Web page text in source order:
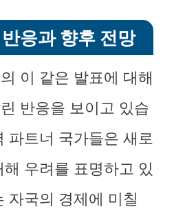
응과 향후 전망
이 같은 발표에 대해
반응을 보이고 있습
파트너 국가들은 새로
우려를 표명하고 있
자국의 경제에 미칠